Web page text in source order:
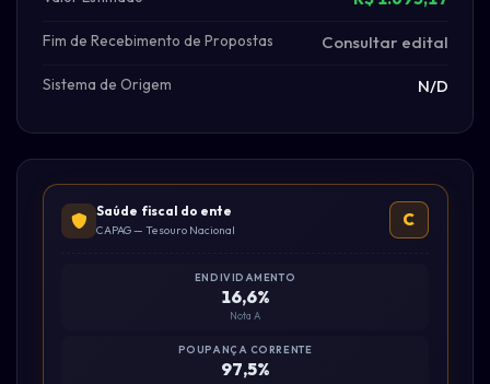
Fim de Recebimento de Propostas Consultar edital
Sistema de Origem N/D
Saúde fiscal do ente
CAPAG — Tesouro Nacional
C
ENDIVIDAMENTO
16,6%
Nota A
POUPANÇA CORRENTE
97,5%